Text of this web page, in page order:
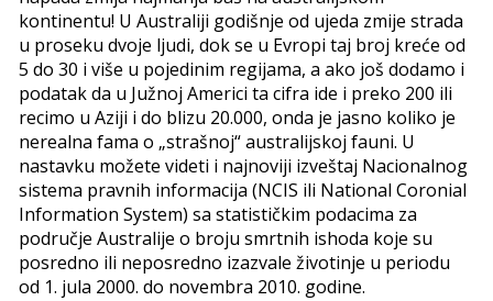
kontinentu! U Australiji godišnje od ujeda zmije strada
u proseku dvoje ljudi, dok se u Evropi taj broj kreće od
5 do 30 i više u pojedinim regijama, a ako još dodamo i
podatak da u Južnoj Americi ta cifra ide i preko 200 ili
recimo u Aziji i do blizu 20.000, onda je jasno koliko je
nerealna fama o „strašnoj“ australijskoj fauni. U
nastavku možete videti i najnoviji izveštaj Nacionalnog
sistema pravnih informacija (NCIS ili National Coronial
Information System) sa statističkim podacima za
područje Australije o broju smrtnih ishoda koje su
posredno ili neposredno izazvale životinje u periodu
od 1. jula 2000. do novembra 2010. godine.